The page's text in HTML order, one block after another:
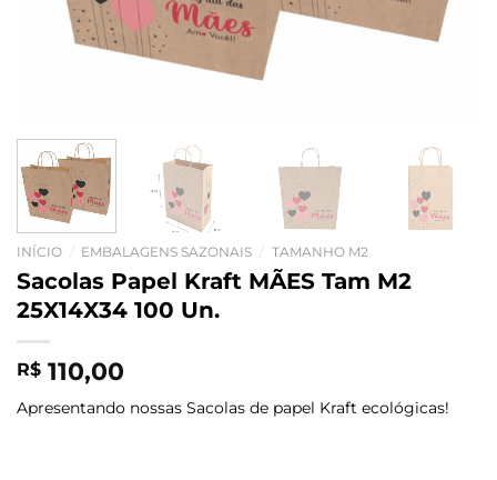
INÍCIO EMBALAGENS SAZONAIS TAMANHO M2
Sacolas Papel Kraft MÃES Tam M2
25X14X34 100 Un.
R$ 110,00
Apresentando nossas Sacolas de papel Kraft ecológicas!